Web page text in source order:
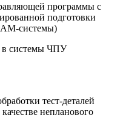
программы с
подготовки
системы)
в системы ЧПУ
тест-деталей
непланового